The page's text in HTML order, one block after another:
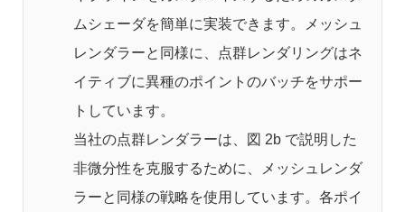
ムシェーダを簡単に実装できます。メッシュ
レンダラーと同様に、点群レンダリングはネ
イティブに異種のポイントのバッチをサポー
トしています。
当社の点群レンダラーは、図 2b で説明した
非微分性を克服するために、メッシュレンダ
ラーと同様の戦略を使用しています。各ポイ